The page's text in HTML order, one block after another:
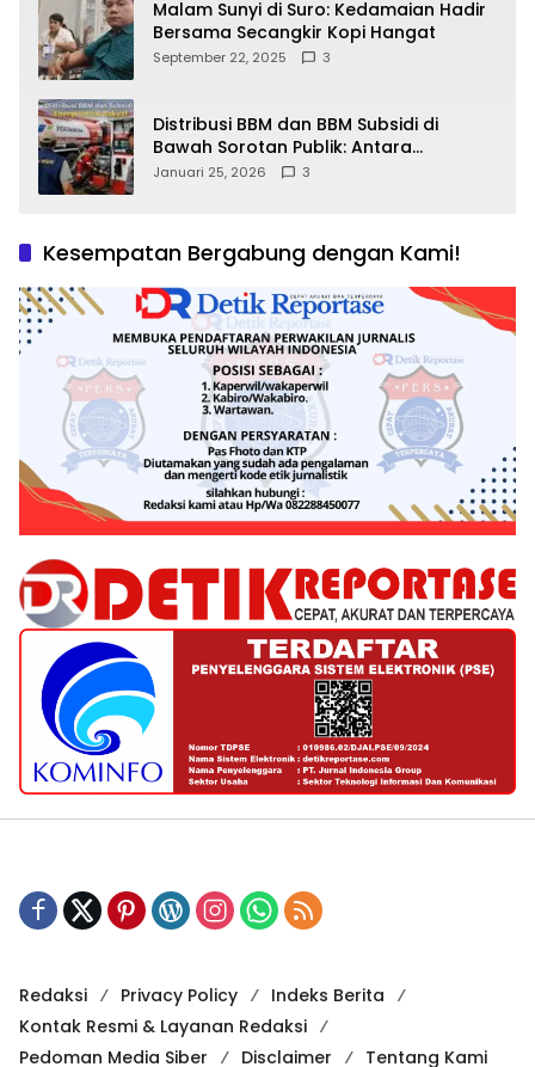
Malam Sunyi di Suro: Kedamaian Hadir
Bersama Secangkir Kopi Hangat
September 22, 2025 3
Distribusi BBM dan BBM Subsidi di
Bawah Sorotan Publik: Antara
Kepentingan Negara, Hak Konsumen,
Januari 25, 2026 3
Kesempatan Bergabung dengan Kami!
Redaksi Privacy Policy
Indeks Berita
Kontak Resmi & Layanan Redaksi
Pedoman Media Siber
Disclaimer Tentang Kami